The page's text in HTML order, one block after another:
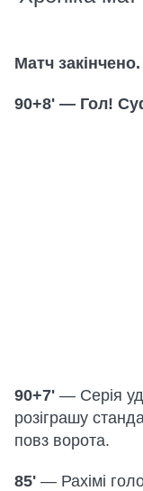
Матч закінчено.
90+8' — Гол!
90+7' — Серія
розіграшу
повз ворота.
85' — Рахімі